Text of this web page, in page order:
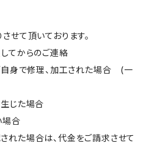
せて頂いております。
てからのご連絡
自身で修理、加工された場合 (一
じた場合
場合
た場合は、代金をご請求させて